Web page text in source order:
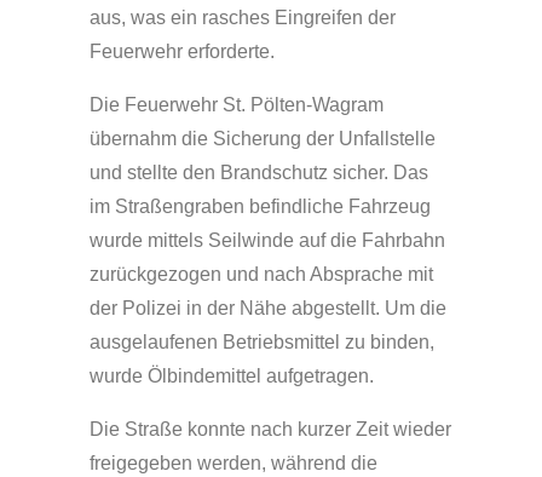
aus, was ein rasches Eingreifen der
Feuerwehr erforderte.
Die Feuerwehr St. Pölten-Wagram
übernahm die Sicherung der Unfallstelle
und stellte den Brandschutz sicher. Das
im Straßengraben befindliche Fahrzeug
wurde mittels Seilwinde auf die Fahrbahn
zurückgezogen und nach Absprache mit
der Polizei in der Nähe abgestellt. Um die
ausgelaufenen Betriebsmittel zu binden,
wurde Ölbindemittel aufgetragen.
Die Straße konnte nach kurzer Zeit wieder
freigegeben werden, während die